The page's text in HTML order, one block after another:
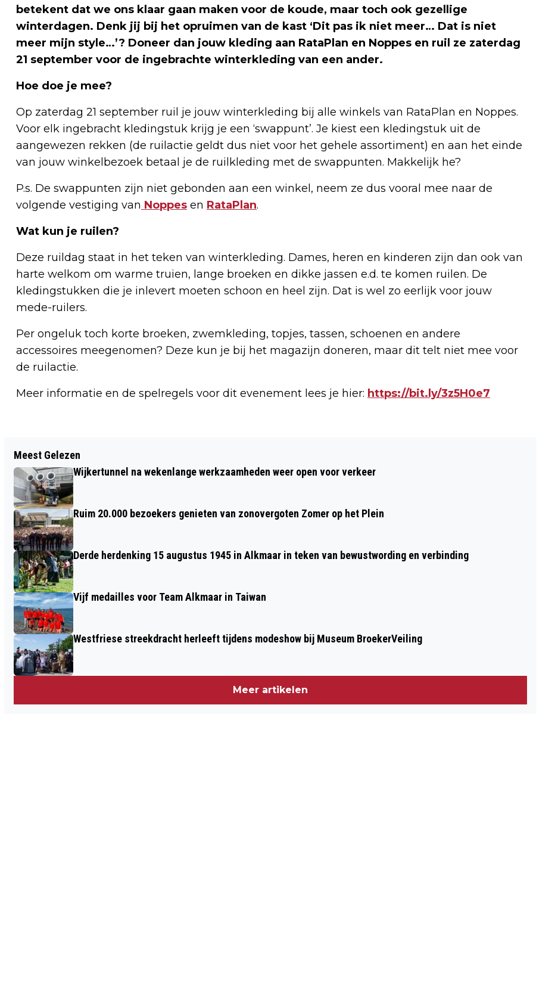
betekent dat we ons klaar gaan maken voor de koude, maar toch ook gezellige
winterdagen. Denk jij bij het opruimen van de kast ‘Dit pas ik niet meer… Dat is niet
meer mijn style…’? Doneer dan jouw kleding aan RataPlan en Noppes en ruil ze zaterdag
21 september voor de ingebrachte winterkleding van een ander.
Hoe doe je mee?
Op zaterdag 21 september ruil je jouw winterkleding bij alle winkels van RataPlan en Noppes.
Voor elk ingebracht kledingstuk krijg je een ‘swappunt’. Je kiest een kledingstuk uit de
aangewezen rekken (de ruilactie geldt dus niet voor het gehele assortiment) en aan het einde
van jouw winkelbezoek betaal je de ruilkleding met de swappunten. Makkelijk he?
P.s. De swappunten zijn niet gebonden aan een winkel, neem ze dus vooral mee naar de
volgende vestiging van Noppes en RataPlan.
Wat kun je ruilen?
Deze ruildag staat in het teken van winterkleding. Dames, heren en kinderen zijn dan ook van
harte welkom om warme truien, lange broeken en dikke jassen e.d. te komen ruilen. De
kledingstukken die je inlevert moeten schoon en heel zijn. Dat is wel zo eerlijk voor jouw
mede-ruilers.
Per ongeluk toch korte broeken, zwemkleding, topjes, tassen, schoenen en andere
accessoires meegenomen? Deze kun je bij het magazijn doneren, maar dit telt niet mee voor
de ruilactie.
Meer informatie en de spelregels voor dit evenement lees je hier: https://bit.ly/3z5H0e7
VIJFTIEN HUIZEN IN ALKMAAR
ONTRUIMD NA VONDST VAN ZWAAR
VUURWERK
VRIJWILLIGERS VOOR DAM-TOT-DAM
Meest Gelezen
Wijkertunnel na wekenlange werkzaamheden weer open voor verkeer
Ruim 20.000 bezoekers genieten van zonovergoten Zomer op het Plein
Derde herdenking 15 augustus 1945 in Alkmaar in teken van bewustwording en verbinding
Vijf medailles voor Team Alkmaar in Taiwan
Westfriese streekdracht herleeft tijdens modeshow bij Museum BroekerVeiling
Meer artikelen